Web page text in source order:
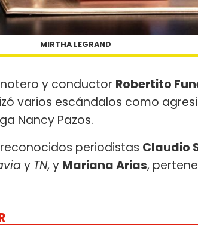
MIRTHA LEGRAND
y conductor Robertito
varios escándalos como
Nancy Pazos.
periodistas Claudio
y TN, y Mariana Arias,